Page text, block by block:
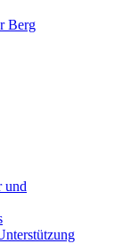
Berg
und